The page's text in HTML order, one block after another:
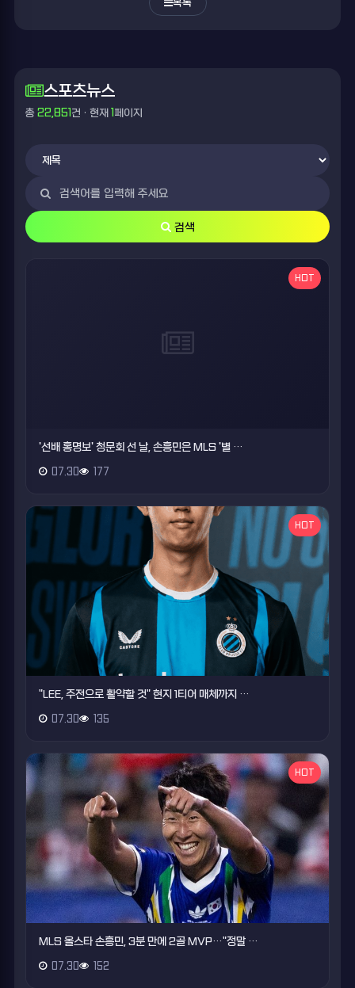
목록
스포츠뉴스
총 22,851건 · 현재 1 페이지
검색
HOT
'선배 홍명보' 청문회 선 날, 손흥민은 MLS '별 …
07.30 177
HOT
"LEE, 주전으로 활약할 것" 현지 1티어 매체까지 …
07.30 135
HOT
MLS 올스타 손흥민, 3분 만에 2골 MVP…"정말 …
07.30 152